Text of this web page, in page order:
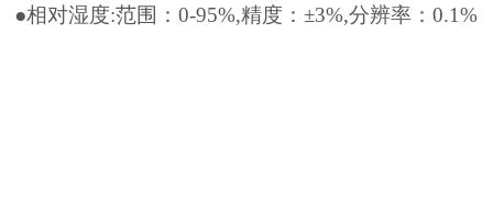
●相对湿度:范围：0-95%,精度：±3%,分辨率：0.1%